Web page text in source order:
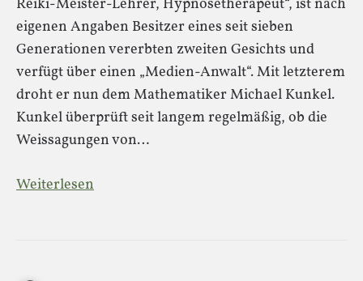
Reiki-Meister-Lehrer, Hypnosetherapeut“, ist nach
eigenen Angaben Besitzer eines seit sieben
Generationen vererbten zweiten Gesichts und
verfügt über einen „Medien-Anwalt“. Mit letzterem
droht er nun dem Mathematiker Michael Kunkel.
Kunkel überprüft seit langem regelmäßig, ob die
Weissagungen von…
Weiterlesen